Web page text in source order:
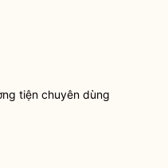
tiện chuyên dùng